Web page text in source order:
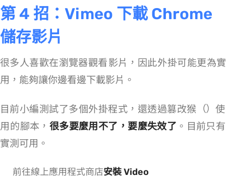
第 4 招：Vimeo 下載 Chrome
儲存影片
很多人喜歡在瀏覽器觀看 Vimeo 影片，因此 Chrome 外掛可能更為實
用，能夠讓你邊看邊下載 Vimeo 影片。
目前小編測試了多個外掛程式，還透過篡改猴（Tampermonkey）使
用 Savefrom 的腳本， 很多要麼用不了，要麼失效了 。目前只有
實測可用。
前往 Chrome 線上應用程式商店安裝 Video